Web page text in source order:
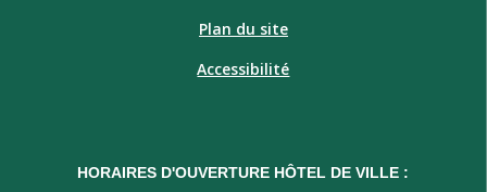
Plan du site
Accessibilité
HORAIRES D'OUVERTURE HÔTEL DE VILLE :